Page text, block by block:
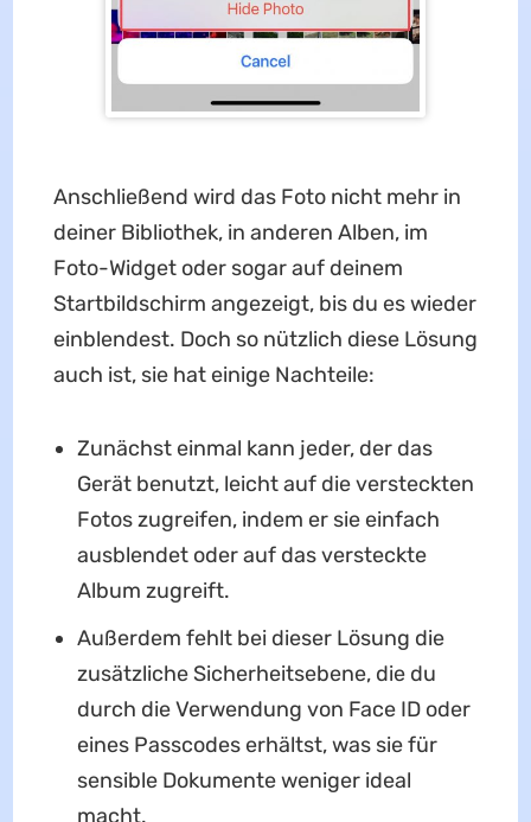
Anschließend wird das Foto nicht mehr in
deiner Bibliothek, in anderen Alben, im
Foto-Widget oder sogar auf deinem
Startbildschirm angezeigt, bis du es wieder
einblendest. Doch so nützlich diese Lösung
auch ist, sie hat einige Nachteile:
Zunächst einmal kann jeder, der das
Gerät benutzt, leicht auf die versteckten
Fotos zugreifen, indem er sie einfach
ausblendet oder auf das versteckte
Album zugreift.
Außerdem fehlt bei dieser Lösung die
zusätzliche Sicherheitsebene, die du
durch die Verwendung von Face ID oder
eines Passcodes erhältst, was sie für
sensible Dokumente weniger ideal
macht.